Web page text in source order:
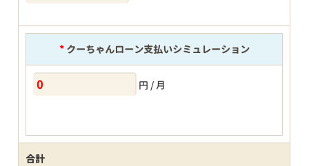
*クーちゃんローン支払いシミュレーション
円 / 月
合計